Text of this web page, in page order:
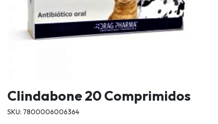
Clindabone 20 Comprimidos
SKU: 7800006006364